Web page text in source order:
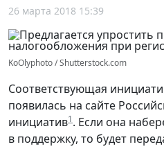
26 марта 2018 15:39
KoOlyphoto / Shutterstock.com
Соответствующая
появилась на сайте
инициатив1. Если она
в поддержку, то будет